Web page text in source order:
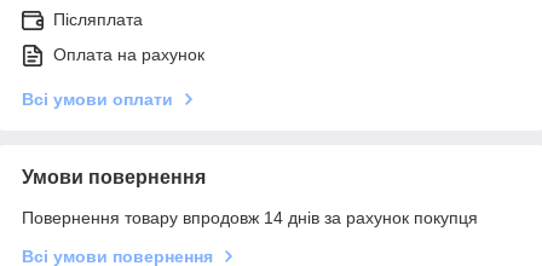
Післяплата
Оплата на рахунок
Всі умови оплати
Умови повернення
Повернення товару впродовж 14 днів за рахунок покупця
Всі умови повернення